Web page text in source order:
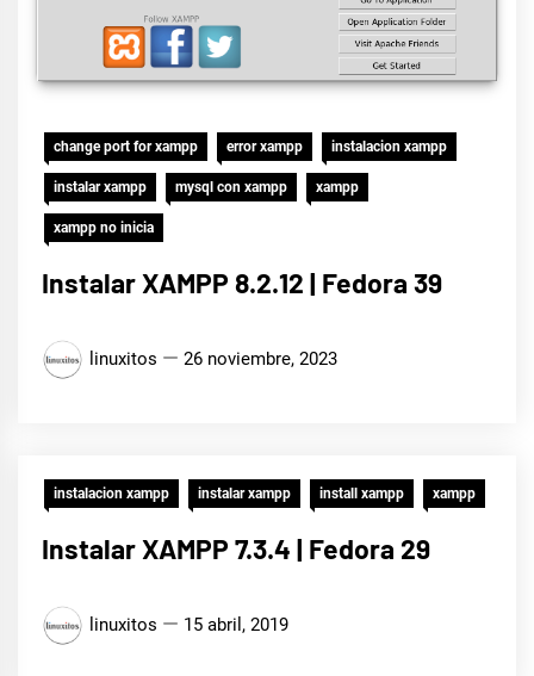
change port for xampp error xampp instalacion xampp
instalar xampp mysql con xampp xampp
xampp no inicia
Instalar XAMPP 8.2.12 | Fedora 39
linuxitos 26 noviembre, 2023
instalacion xampp instalar xampp install xampp xampp
Instalar XAMPP 7.3.4 | Fedora 29
linuxitos 15 abril, 2019